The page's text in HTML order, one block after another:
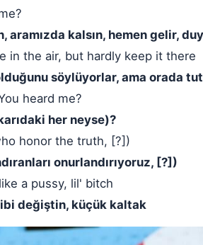
aramızda kalsın, hemen gelir,
in the air, but hardly keep it there
söylüyorlar, ama orada
heard me?
her neyse)?
honor the truth, [?])
onurlandırıyoruz, [?])
a pussy, lil' bitch
değiştin, küçük kaltak